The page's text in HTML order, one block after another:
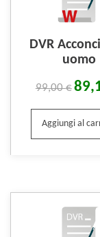
DVR
uomo
99,00€
Aggiungi al